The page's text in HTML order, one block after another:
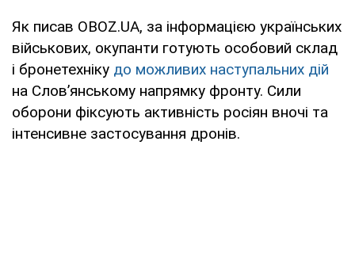
Як писав OBOZ.UA, за інформацією українських
військових, окупанти готують особовий склад
і бронетехніку до можливих наступальних дій
на Слов’янському напрямку фронту. Сили
оборони фіксують активність росіян вночі та
інтенсивне застосування дронів.